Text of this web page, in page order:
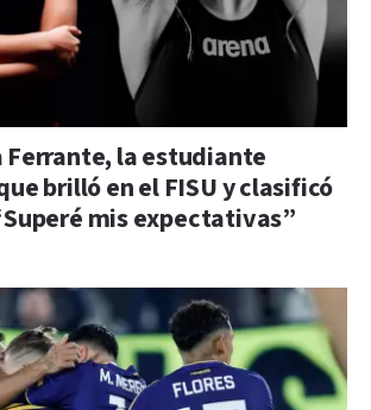
Ferrante, la estudiante
brilló en el FISU y clasificó
mis expectativas”